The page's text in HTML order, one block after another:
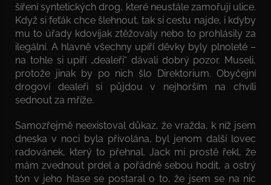
šíření syntetických drog, které neustále zamořují ulice.
Když si feťák chce šlehnout, tak si cestu najde, i kdyby
mu to úřady kdovíjak ztěžovaly nebo to prohlásily za
ilegální. A hlavně všechny upíří děvky byly plnoleté –
na tohle si upíří „dealeři“ dávali dobrý pozor. Museli,
protože jinak by po nich šlo Direktorium. Obyčejní
drogoví dealeři si půjdou v nejhorším na chvíli
sednout za mříže.
Samozřejmě neexistoval důkaz, že vražda, k níž jsem
dneska v noci byla přivolána, byl jenom další lovec
radovánek, který to přehnal. Jack mi prostě řekl, že
mám zvednout prdel a pořádně sebou hodit, a ostrý
tón v jeho hlase se postaral o to, že jsem se na nic